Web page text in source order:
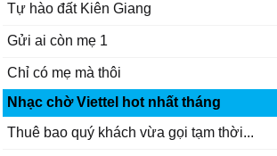
Tự hào đất Kiên Giang
Gửi ai còn mẹ 1
Chỉ có mẹ mà thôi
Nhạc chờ Viettel hot nhất tháng
Thuê bao quý khách vừa gọi tạm thời...